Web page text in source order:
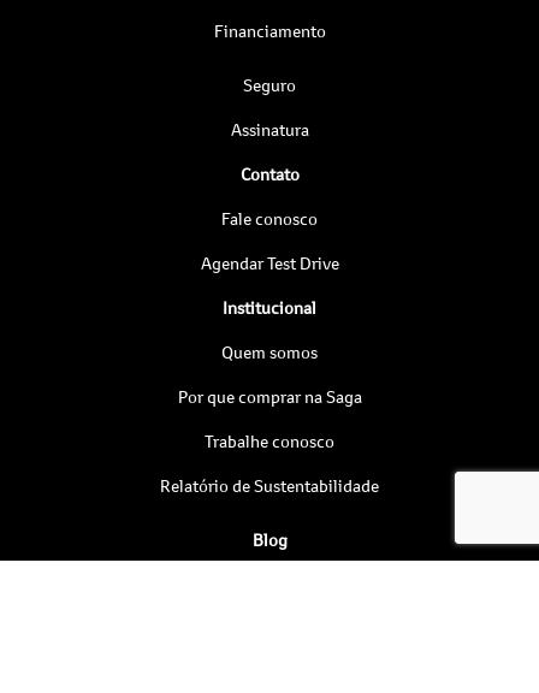
Financiamento
Seguro
Assinatura
Contato
Fale conosco
Agendar Test Drive
Institucional
Quem somos
Por que comprar na Saga
Trabalhe conosco
Relatório de Sustentabilidade
Blog